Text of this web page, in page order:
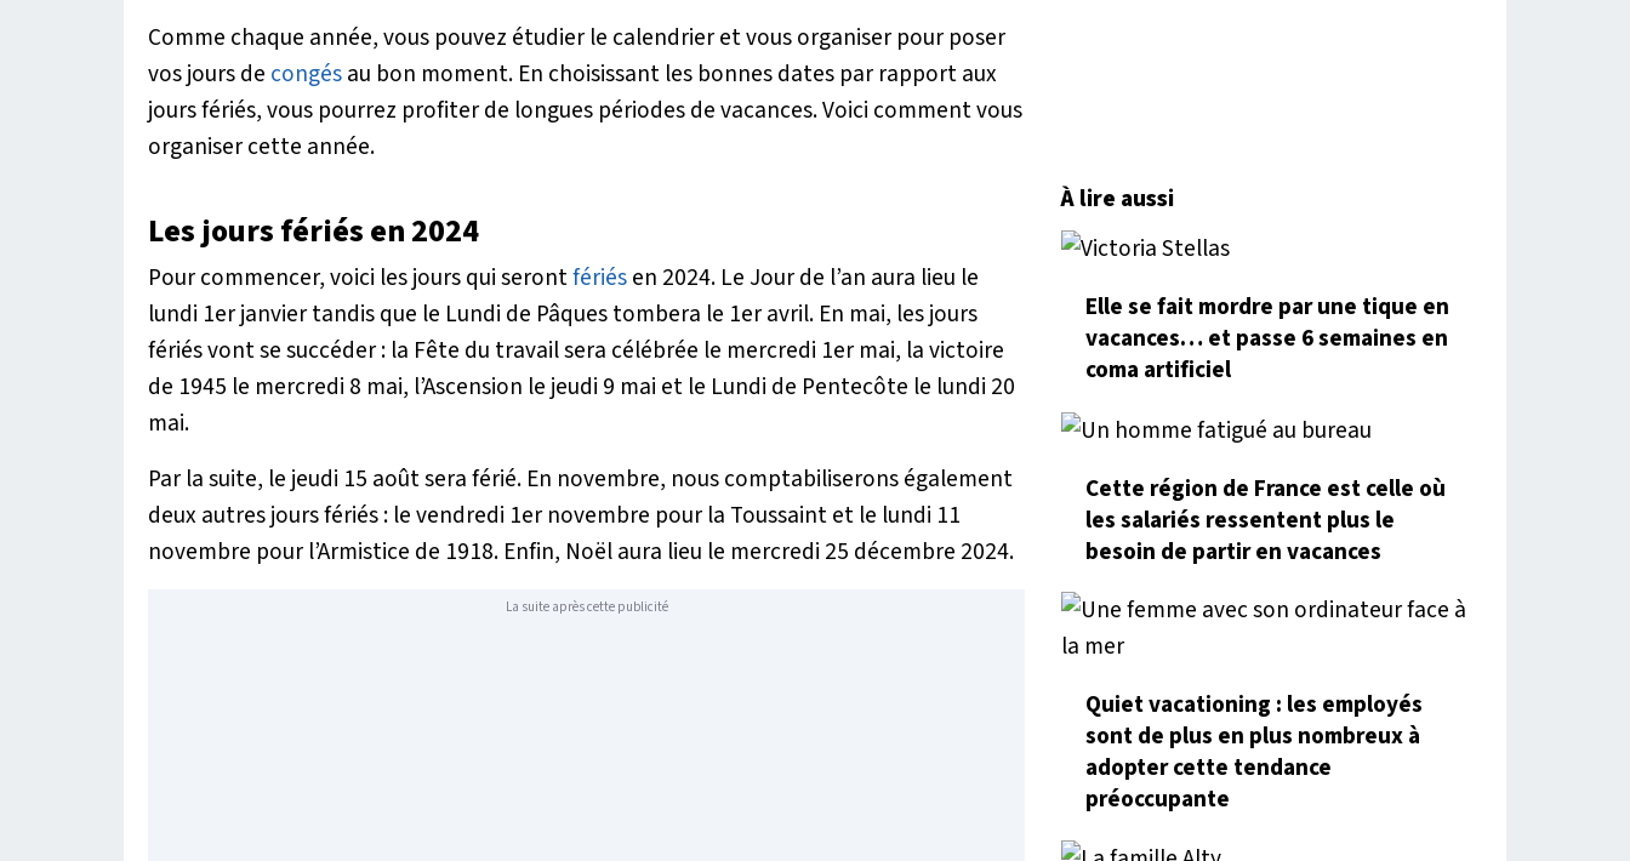
Comme chaque année, vous pouvez étudier le calendrier et vous organiser pour poser
vos jours de congésau bon moment. En choisissant les bonnes dates par rapport aux
jours fériés, vous pourrez profiter de longues périodes de vacances. Voici comment vous
organiser cette année.
Les jours fériés en 2024
Pour commencer, voici les jours qui serontfériésen 2024. Le Jour de l’an aura lieu le
lundi 1er janvier tandis que le Lundi de Pâques tombera le 1er avril. En mai, les jours
fériés vont se succéder : la Fête du travail sera célébrée le mercredi 1er mai, la victoire
de 1945 le mercredi 8 mai, l’Ascension le jeudi 9 mai et le Lundi de Pentecôte le lundi 20
mai.
Par la suite, le jeudi 15 août sera férié. En novembre, nous comptabiliserons également
deux autres jours fériés : le vendredi 1er novembre pour la Toussaint et le lundi 11
novembre pour l’Armistice de 1918. Enfin, Noël aura lieu le mercredi 25 décembre 2024.
La suite après cette publicité
À lire aussi
Elle se fait mordre par une tique en
vacances… et passe 6 semaines en
coma artificiel
Cette région de France est celle où
les salariés ressentent plus le
besoin de partir en vacances
Quiet vacationing : les employés
sont de plus en plus nombreux à
adopter cette tendance
préoccupante